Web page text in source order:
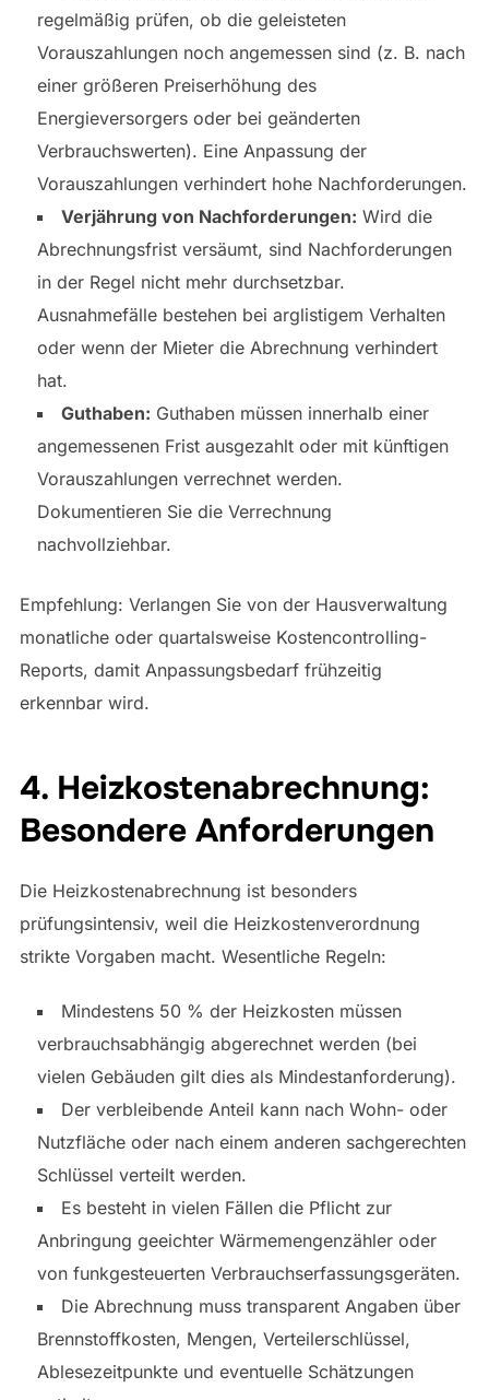
regelmäßig prüfen, ob die geleisteten
Vorauszahlungen noch angemessen sind (z. B. nach
einer größeren Preiserhöhung des
Energieversorgers oder bei geänderten
Verbrauchswerten). Eine Anpassung der
Vorauszahlungen verhindert hohe Nachforderungen.
Verjährung von Nachforderungen: Wird die
Abrechnungsfrist versäumt, sind Nachforderungen
in der Regel nicht mehr durchsetzbar.
Ausnahmefälle bestehen bei arglistigem Verhalten
oder wenn der Mieter die Abrechnung verhindert
hat.
Guthaben: Guthaben müssen innerhalb einer
angemessenen Frist ausgezahlt oder mit künftigen
Vorauszahlungen verrechnet werden.
Dokumentieren Sie die Verrechnung
nachvollziehbar.
Empfehlung: Verlangen Sie von der Hausverwaltung
monatliche oder quartalsweise Kostencontrolling-
Reports, damit Anpassungsbedarf frühzeitig
erkennbar wird.
4. Heizkostenabrechnung:
Besondere Anforderungen
Die Heizkostenabrechnung ist besonders
prüfungsintensiv, weil die Heizkostenverordnung
strikte Vorgaben macht. Wesentliche Regeln:
Mindestens 50 % der Heizkosten müssen
verbrauchsabhängig abgerechnet werden (bei
vielen Gebäuden gilt dies als Mindestanforderung).
Der verbleibende Anteil kann nach Wohn- oder
Nutzfläche oder nach einem anderen sachgerechten
Schlüssel verteilt werden.
Es besteht in vielen Fällen die Pflicht zur
Anbringung geeichter Wärmemengenzähler oder
von funkgesteuerten Verbrauchserfassungsgeräten.
Die Abrechnung muss transparent Angaben über
Brennstoffkosten, Mengen, Verteilerschlüssel,
Ablesezeitpunkte und eventuelle Schätzungen